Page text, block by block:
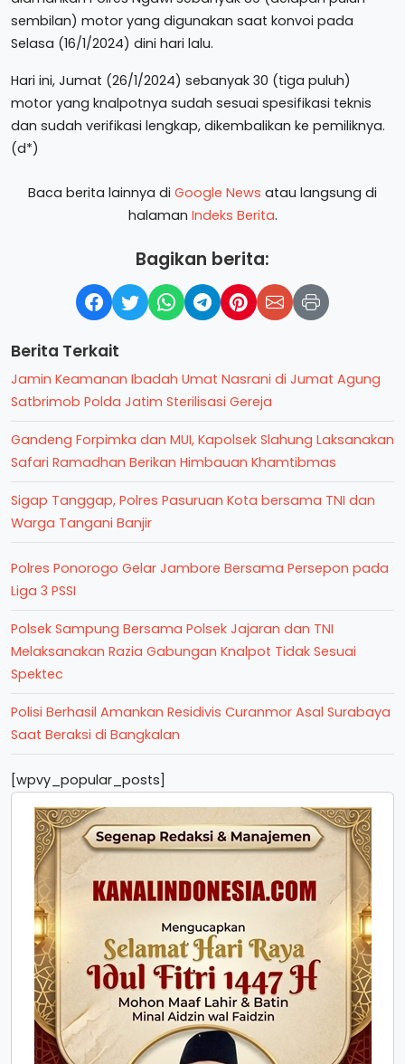
sembilan) motor yang digunakan saat konvoi pada
Selasa (16/1/2024) dini hari lalu.
Hari ini, Jumat (26/1/2024) sebanyak 30 (tiga puluh)
motor yang knalpotnya sudah sesuai spesifikasi teknis
dan sudah verifikasi lengkap, dikembalikan ke pemiliknya.
(d*)
Baca berita lainnya di Google News atau langsung di
halaman Indeks Berita.
Bagikan berita:
Berita Terkait
Jamin Keamanan Ibadah Umat Nasrani di Jumat Agung
Satbrimob Polda Jatim Sterilisasi Gereja
Gandeng Forpimka dan MUI, Kapolsek Slahung Laksanakan
Safari Ramadhan Berikan Himbauan Khamtibmas
Sigap Tanggap, Polres Pasuruan Kota bersama TNI dan
Warga Tangani Banjir
Polres Ponorogo Gelar Jambore Bersama Persepon pada
Liga 3 PSSI
Polsek Sampung Bersama Polsek Jajaran dan TNI
Melaksanakan Razia Gabungan Knalpot Tidak Sesuai
Spektec
Polisi Berhasil Amankan Residivis Curanmor Asal Surabaya
Saat Beraksi di Bangkalan
[wpvy_popular_posts]